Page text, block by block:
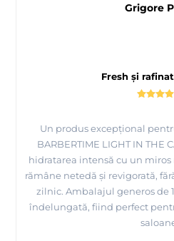
Fresh și
Un produs excepțional
BARBERTIME LIGHT IN THE
hidratarea intensă cu un miros
rămâne netedă și revigorată,
zilnic. Ambalajul generos de
îndelungată, fiind perfect
Grigore